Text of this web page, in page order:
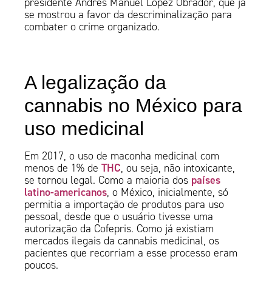
se mostrou a favor da descriminalização para
combater o crime organizado.
A legalização da
cannabis no México para
uso medicinal
Em 2017, o uso de maconha medicinal com
menos de 1% deTHC, ou seja, não intoxicante,
se tornou legal. Como a maioria dos países
latino-americanos, o México, inicialmente, só
permitia a importação de produtos para uso
pessoal, desde que o usuário tivesse uma
autorização da Cofepris. Como já existiam
mercados ilegais da cannabis medicinal, os
pacientes que recorriam a esse processo eram
poucos.